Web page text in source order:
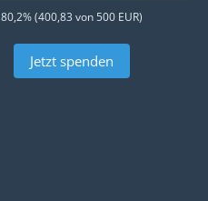
80,2% (400,83 von 500 EUR)
Jetzt spenden